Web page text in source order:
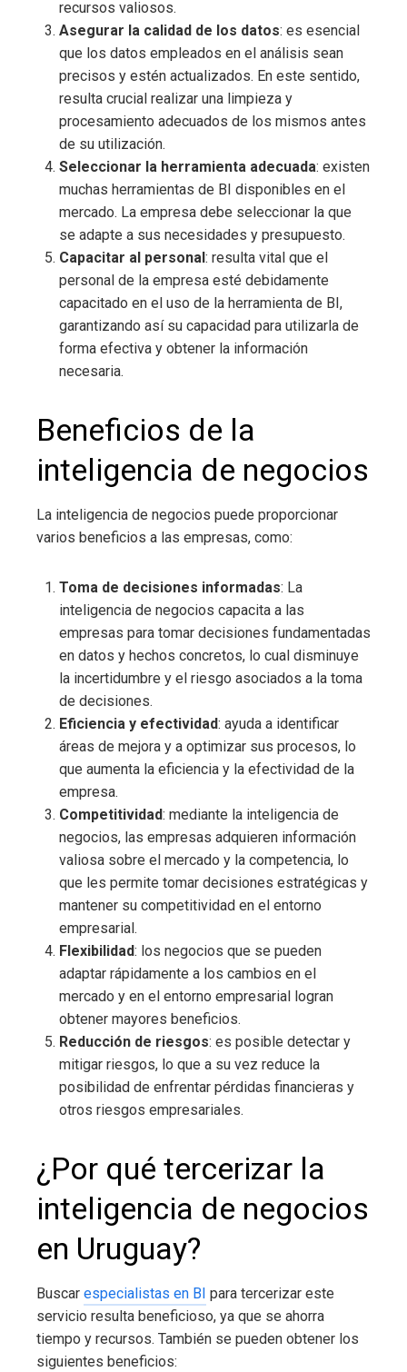
recursos valiosos.
Asegurar la calidad de los datos: es esencial
que los datos empleados en el análisis sean
precisos y estén actualizados. En este sentido,
resulta crucial realizar una limpieza y
procesamiento adecuados de los mismos antes
de su utilización.
Seleccionar la herramienta adecuada: existen
muchas herramientas de BI disponibles en el
mercado. La empresa debe seleccionar la que
se adapte a sus necesidades y presupuesto.
Capacitar al personal : resulta vital que el
personal de la empresa esté debidamente
capacitado en el uso de la herramienta de BI,
garantizando así su capacidad para utilizarla de
forma efectiva y obtener la información
necesaria.
Beneficios de la
inteligencia de negocios
La inteligencia de negocios puede proporcionar
varios beneficios a las empresas, como:
Toma de decisiones informadas: La
inteligencia de negocios capacita a las
empresas para tomar decisiones fundamentadas
en datos y hechos concretos, lo cual disminuye
la incertidumbre y el riesgo asociados a la toma
de decisiones.
Eficiencia y efectividad: ayuda a identificar
áreas de mejora y a optimizar sus procesos, lo
que aumenta la eficiencia y la efectividad de la
empresa.
Competitividad: mediante la inteligencia de
negocios, las empresas adquieren información
valiosa sobre el mercado y la competencia, lo
que les permite tomar decisiones estratégicas y
mantener su competitividad en el entorno
empresarial.
Flexibilidad: los negocios que se pueden
adaptar rápidamente a los cambios en el
mercado y en el entorno empresarial logran
obtener mayores beneficios.
Reducción de riesgos: es posible detectar y
mitigar riesgos, lo que a su vez reduce la
posibilidad de enfrentar pérdidas financieras y
otros riesgos empresariales.
¿Por qué tercerizar la
inteligencia de negocios
en Uruguay?
Buscar especialistas en BI para tercerizar este
servicio resulta beneficioso, ya que se ahorra
tiempo y recursos. También se pueden obtener los
siguientes beneficios: